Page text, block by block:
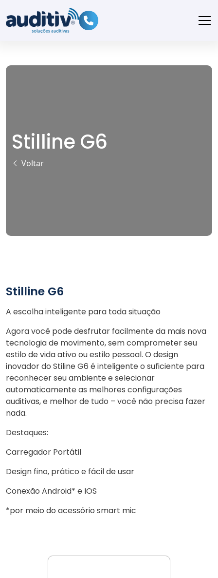
Stilline G6
Voltar
Stilline G6
A escolha inteligente para toda situação
Agora você pode desfrutar facilmente da mais nova
tecnologia de movimento, sem comprometer seu
estilo de vida ativo ou estilo pessoal. O design
inovador do Stiline G6 é inteligente o suficiente para
reconhecer seu ambiente e selecionar
automaticamente as melhores configurações
auditivas, e melhor de tudo – você não precisa fazer
nada.
Destaques:
Carregador Portátil
Design fino, prático e fácil de usar
Conexão Android* e IOS
*por meio do acessório smart mic